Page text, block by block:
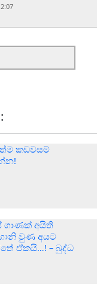
කඩවසම්
ගාණක් අයිති
වුණ අයට
ඒකයි…! – බුද්ධ